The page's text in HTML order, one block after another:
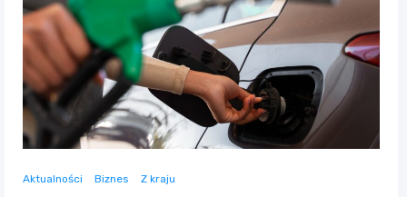
Aktualności Biznes Z kraju